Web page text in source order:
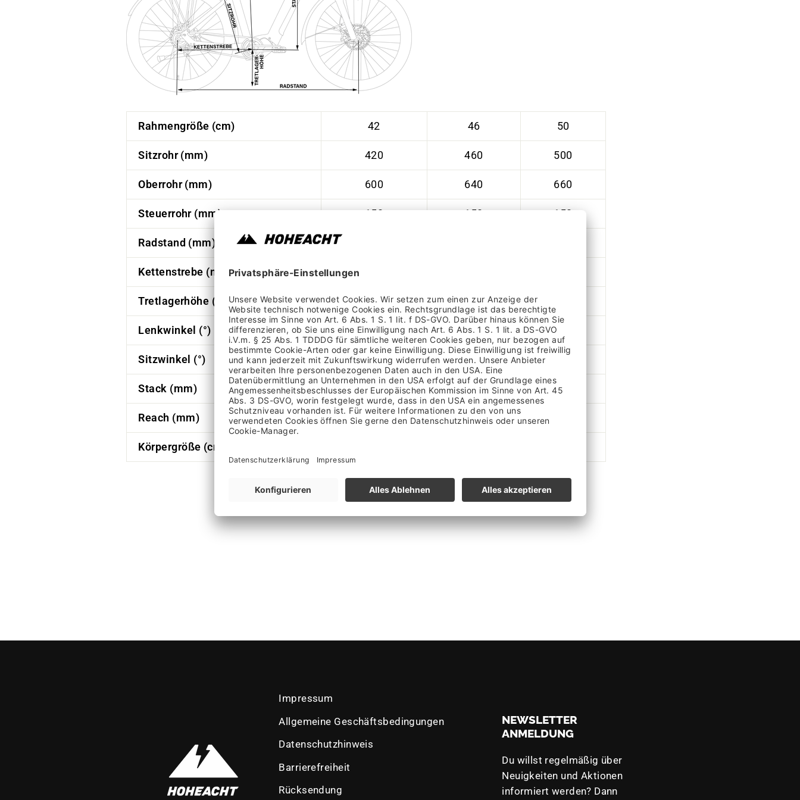
Rahmengröße (cm) 42 46 50
Sitzrohr (mm) 420 460 500
Oberrohr (mm) 600 640 660
Steuerrohr (mm) 150 150 150
Radstand (mm)
Kettenstrebe (mm)
Tretlagerhöhe (mm) 326 326
Lenkwinkel (°) 67 67
Sitzwinkel (°) 74 74
Stack (mm) 647 647 647
Reach (mm) 418 458
Körpergröße (cm)
Impressum
Allgemeine Geschäftsbedingungen
Datenschutzhinweis
Barrierefreiheit
Rücksendung
NEWSLETTER
ANMELDUNG
Du willst regelmäßig über
Neuigkeiten und Aktionen
informiert werden? Dann